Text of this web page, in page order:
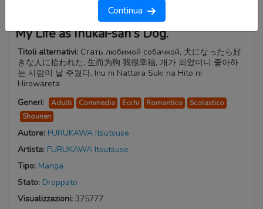
Continua
My Life as Inukai-san's Dog.
Titoli alternativi: Стать любимой собачкой, 犬になったら好
きな人に拾われた, 生而为狗 我很幸福, 개가 되었더니 좋아하
는 사람이 날 주웠다, Inu ni Nattara Suki na Hito ni
Hirowareta
Generi:
Adulti Commedia Ecchi Romantico
Scolastico
Shounen
Autore: FURUKAWA Itsutsuse
Artista: FURUKAWA Itsutsuse
Tipo: Manga
Stato: Droppato
Visualizzazioni: 375777